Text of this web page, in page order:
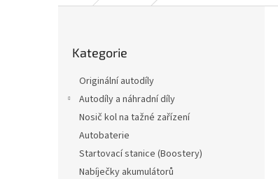
kategorie
Kategorie
Originální autodíly
Autodíly a náhradní díly
Nosič kol na tažné zařízení
Autobaterie
Startovací stanice (Boostery)
Nabíječky akumulátorů